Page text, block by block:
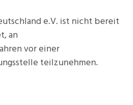
e.V. ist nicht bereit
an
vor einer
teilzunehmen.